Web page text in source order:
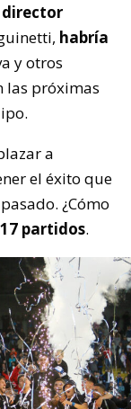
director
habría
y otros
las próximas
a
el éxito que
¿Cómo
partidos.